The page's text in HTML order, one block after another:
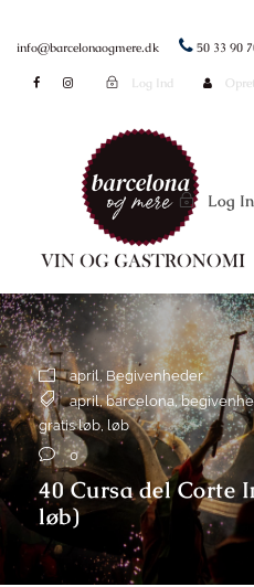
info@barcelonaogmere.dk 50 33 90
Log Ind
Log
april , Begivenheder
april, barcelona,
gratis løb, løb
0
40 Cursa del Corte
løb)